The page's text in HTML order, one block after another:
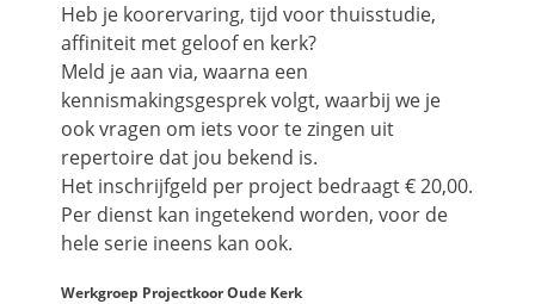
Heb je koorervaring, tijd voor thuisstudie,
affiniteit met geloof en kerk?
Meld je aan via, waarna een
kennismakingsgesprek volgt, waarbij we je
ook vragen om iets voor te zingen uit
repertoire dat jou bekend is.
Het inschrijfgeld per project bedraagt € 20,00.
Per dienst kan ingetekend worden, voor de
hele serie ineens kan ook.
Werkgroep Projectkoor Oude Kerk